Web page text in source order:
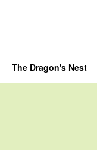
The Dragon's Nest